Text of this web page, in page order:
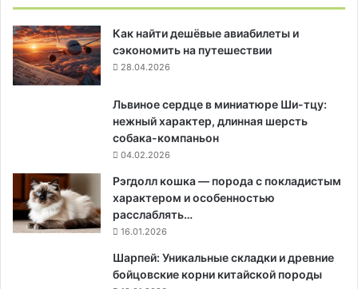
Как найти дешёвые авиабилеты и
сэкономить на путешествии
28.04.2026
Львиное сердце в миниатюре Ши-тцу:
нежный характер, длинная шерсть
собака-компаньон
04.02.2026
Рэгдолл кошка — порода с покладистым
характером и особенностью
расслаблять…
16.01.2026
Шарпей: Уникальные складки и древние
бойцовские корни китайской породы